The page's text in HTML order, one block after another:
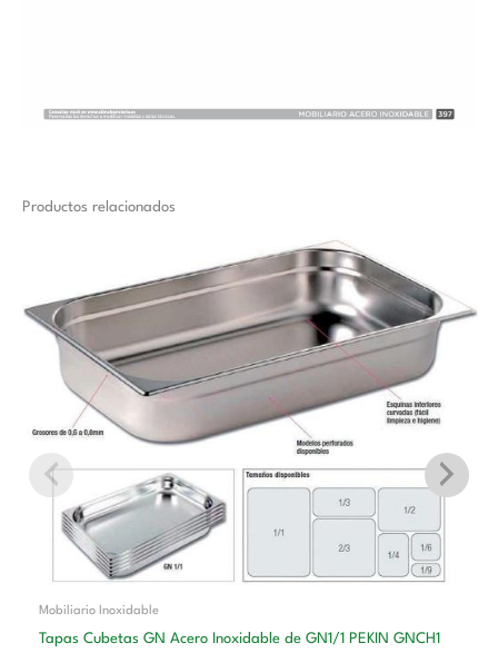
Productos relacionados
Mobiliario Inoxidable
Tapas Cubetas GN Acero Inoxidable de GN1/1 PEKIN GNCH1